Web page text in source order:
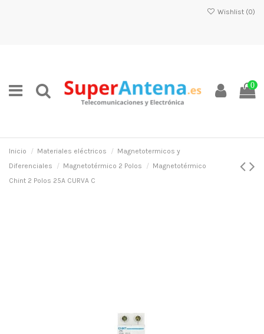
Wishlist (0)
0
Inicio Materiales eléctricos
Magnetotermicos y
Diferenciales
Magnetotérmico 2 Polos
Magnetotérmico
Chint 2 Polos 25A CURVA C